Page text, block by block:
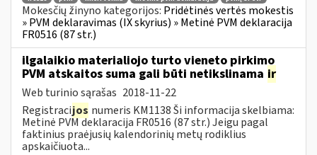
Mokesčių žinyno kategorijos: Pridėtinės vertės mokestis
» PVM deklaravimas (IX skyrius) » Metinė PVM deklaracija
FR0516 (87 str.)
ilgalaikio materialiojo turto vieneto pirkimo
PVM atskaitos suma gali būti netikslinama ir
Web turinio sąrašas 2018-11-22
Registracijos numeris KM1138 Ši informacija skelbiama:
Metinė PVM deklaracija FR0516 (87 str.) Jeigu pagal
faktinius praėjusių kalendorinių metų rodiklius
apskaičiuota...